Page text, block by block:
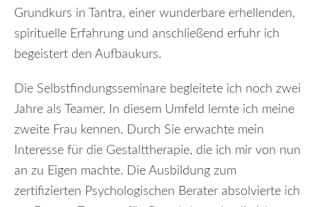
Grundkurs in Tantra, einer wunderbare erhellenden,
spirituelle Erfahrung und anschließend erfuhr ich
begeistert den Aufbaukurs.
Die Selbstfindungsseminare begleitete ich noch zwei
Jahre als Teamer. In diesem Umfeld lernte ich meine
zweite Frau kennen. Durch Sie erwachte mein
Interesse für die Gestalttherapie, die ich mir von nun
an zu Eigen machte. Die Ausbildung zum
zertifizierten Psychologischen Berater absolvierte ich